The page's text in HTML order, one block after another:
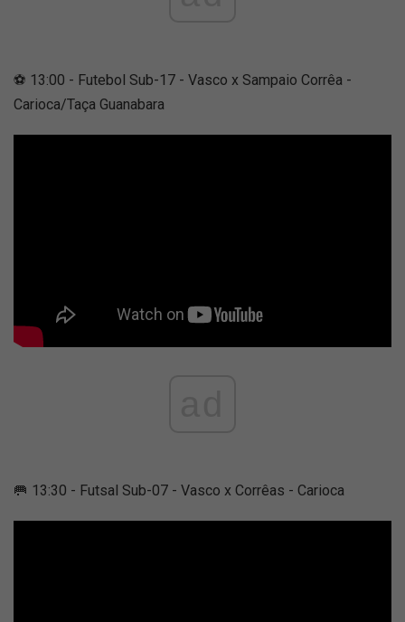
⚽ 13:00 - Futebol Sub-17 - Vasco x Sampaio Corrêa -
Carioca/Taça Guanabara
🥅 13:30 - Futsal Sub-07 - Vasco x Corrêas - Carioca